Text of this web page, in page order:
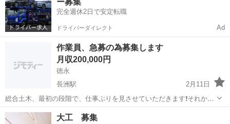
応募下さいね...
完全週休2日で安定転職
ドライバーダイレクト Ad
作業員、急募の為募集します
月収200,000円
徳永
長洲駅
2月11日
総合土木、最初の段階で、仕事ぶりを見させていただきます❗それか
ら、給料の値段を決めます
熊本 玉名郡 長洲駅
大工 募集